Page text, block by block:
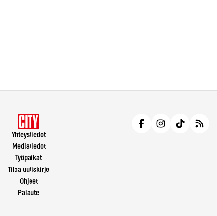
Yhteystiedot
Mediatiedot
Työpaikat
Tilaa uutiskirje
Ohjeet
Palaute